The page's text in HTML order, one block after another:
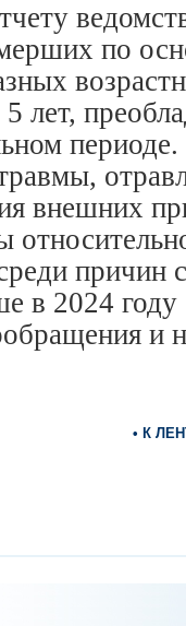
по
лет,
внешних
причин
в 2024 году
и
• К